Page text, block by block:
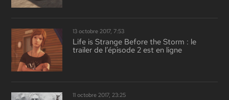
13 octobre 2017, 7:53
Life is Strange Before the Storm : le
trailer de l’épisode 2 est en ligne
11 octobre 2017, 23:25